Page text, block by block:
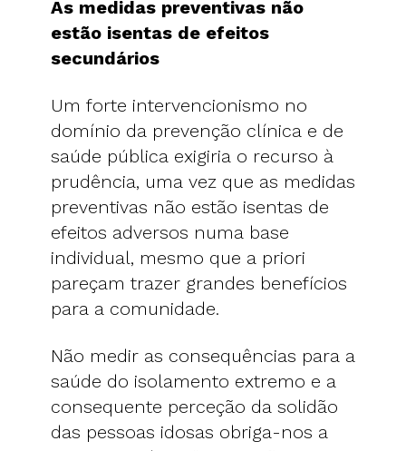
As medidas preventivas não
estão isentas de efeitos
secundários
Um forte intervencionismo no
domínio da prevenção clínica e de
saúde pública exigiria o recurso à
prudência, uma vez que as medidas
preventivas não estão isentas de
efeitos adversos numa base
individual, mesmo que a priori
pareçam trazer grandes benefícios
para a comunidade.
Não medir as consequências para a
saúde do isolamento extremo e a
consequente perceção da solidão
das pessoas idosas obriga-nos a